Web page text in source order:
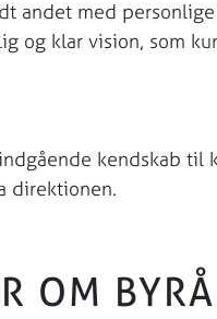
andet med
og klar vision, som
kendskab
direktionen.
OM